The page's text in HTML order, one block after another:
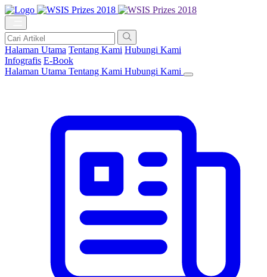
Halaman Utama Tentang Kami Hubungi Kami
Infografis E-Book
Halaman Utama Tentang Kami Hubungi Kami